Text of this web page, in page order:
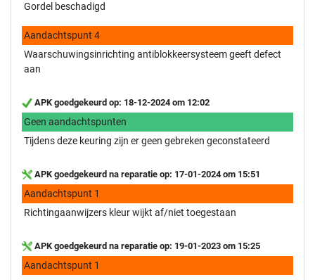
Gordel beschadigd
Aandachtspunt 4
Waarschuwingsinrichting antiblokkeersysteem geeft defect
aan
APK goedgekeurd op: 18-12-2024 om 12:02
Geen aandachtspunten
Tijdens deze keuring zijn er geen gebreken geconstateerd
APK goedgekeurd na reparatie op: 17-01-2024 om 15:51
Aandachtspunt 1
Richtingaanwijzers kleur wijkt af/niet toegestaan
APK goedgekeurd na reparatie op: 19-01-2023 om 15:25
Aandachtspunt 1